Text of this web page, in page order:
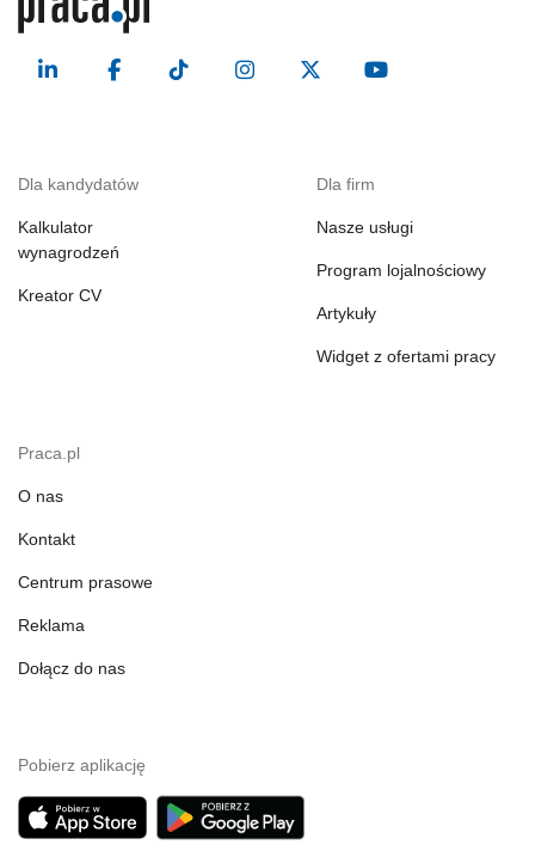
Dla kandydatów
Kalkulator
wynagrodzeń
Kreator CV
Dla firm
Nasze usługi
Program lojalnościowy
Artykuły
Widget z ofertami pracy
Praca.pl
O nas
Kontakt
Centrum prasowe
Reklama
Dołącz do nas
Pobierz aplikację